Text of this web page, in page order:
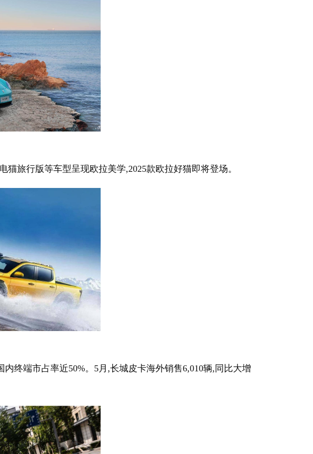
旅行版等车型呈现欧拉美学,2025款欧拉好猫即将登场。
终端市占率近50%。5月,长城皮卡海外销售6,010辆,同比大增